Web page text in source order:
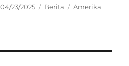
Posted
04/23/2025 Categories
Berita Tags
Amerika